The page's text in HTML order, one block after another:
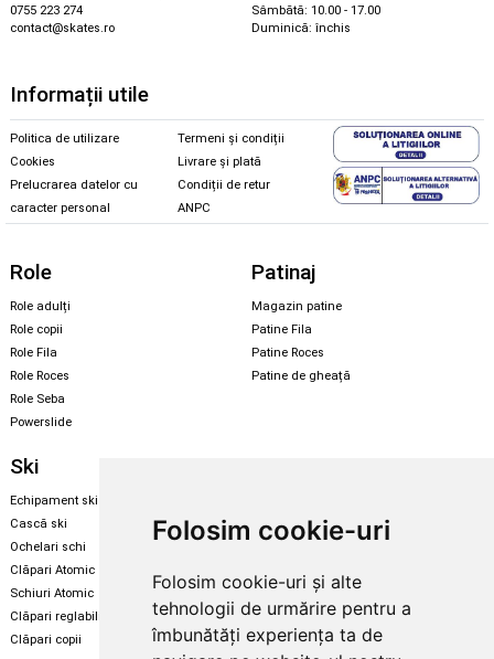
Folosim cookie-uri
Folosim cookie-uri și alte
tehnologii de urmărire pentru a
îmbunătăți experiența ta de
0755 223 274
contact@skates.ro
Sâmbătă: 10.00 - 17.00
Duminică: închis
Informații utile
Politica de utilizare
Cookies
Prelucrarea datelor cu
caracter personal
Termeni și condiții
Livrare și plată
Condiții de retur
ANPC
Role
Role adulți
Role copii
Role Fila
Role Roces
Role Seba
Powerslide
Patinaj
Magazin patine
Patine Fila
Patine Roces
Patine de gheață
Ski
Echipament ski
Cască ski
Ochelari schi
Clăpari Atomic
Schiuri Atomic
Clăpari reglabili
Clăpari copii
Echipament snowboard
Skate & longboard
Santa Cruz
Enuff Skateboards